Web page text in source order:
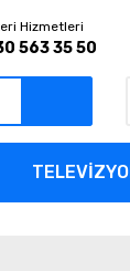
Hizmetleri
563 35 50